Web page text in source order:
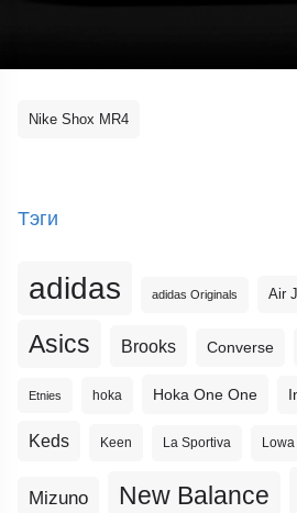
Nike Shox MR4
Тэги
adidas adidas Originals Air
Asics Brooks Converse
Etnies hoka Hoka One One
Keds Keen La Sportiva Lowa
Mizuno New Balance